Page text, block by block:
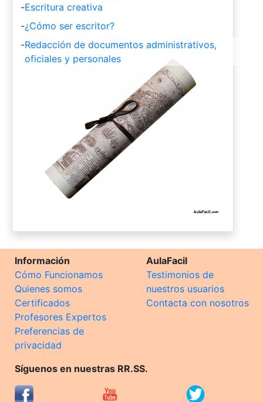
-Escritura creativa
-¿Cómo ser escritor?
-Redacción de documentos administrativos,
oficiales y personales
Información
Cómo Funcionamos
Quienes somos
Certificados
Profesores Expertos
Preferencias de
privacidad
AulaFacil
Testimonios de
nuestros usuarios
Contacta con nosotros
Síguenos en nuestras RR.SS.